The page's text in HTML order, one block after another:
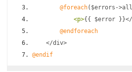
@foreach( $errors ->all
<p>{{ $error }}</
@endforeach
</div>
@endif